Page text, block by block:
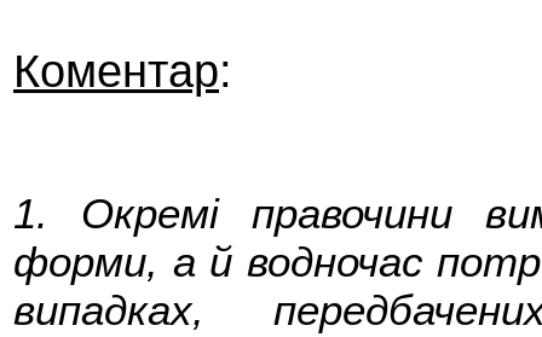
Коментар:
1. Окремі правочини
форми, а й водночас
випадках,